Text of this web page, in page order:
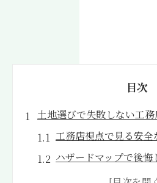
目次
土地選びで失敗しない工
工務店視点で見る安
ハザードマップで後
工務店と知る土砂災害